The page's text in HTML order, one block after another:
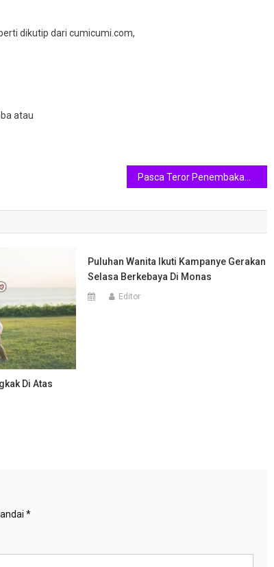
dikutip dari cumicumi.com,
atau
Di Atas
Puluhan Wanita Ikuti Kampanye Gerakan
Selasa Berkebaya Di Monas
Editor
*